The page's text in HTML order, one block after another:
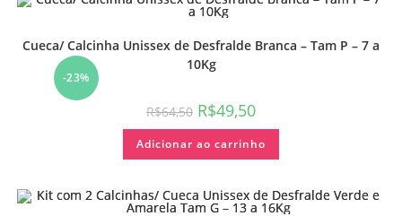
-23%
Cueca/ Calcinha Unissex de Desfralde Branca – Tam P – 7 a
10Kg
R$64,50 R$49,50
Adicionar ao carrinho